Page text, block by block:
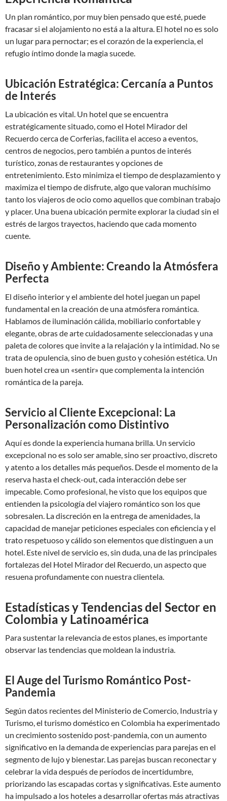
Un plan romántico, por muy bien pensado que esté, puede
fracasar si el alojamiento no está a la altura. El hotel no es solo
un lugar para pernoctar; es el corazón de la experiencia, el
refugio íntimo donde la magia sucede.
Ubicación Estratégica: Cercanía a Puntos
de Interés
La ubicación es vital. Un hotel que se encuentra
estratégicamente situado, como el Hotel Mirador del
Recuerdo cerca de Corferias, facilita el acceso a eventos,
centros de negocios, pero también a puntos de interés
turístico, zonas de restaurantes y opciones de
entretenimiento. Esto minimiza el tiempo de desplazamiento y
maximiza el tiempo de disfrute, algo que valoran muchísimo
tanto los viajeros de ocio como aquellos que combinan trabajo
y placer. Una buena ubicación permite explorar la ciudad sin el
estrés de largos trayectos, haciendo que cada momento
cuente.
Diseño y Ambiente: Creando la Atmósfera
Perfecta
El diseño interior y el ambiente del hotel juegan un papel
fundamental en la creación de una atmósfera romántica.
Hablamos de iluminación cálida, mobiliario confortable y
elegante, obras de arte cuidadosamente seleccionadas y una
paleta de colores que invite a la relajación y la intimidad. No se
trata de opulencia, sino de buen gusto y cohesión estética. Un
buen hotel crea un «sentir» que complementa la intención
romántica de la pareja.
Servicio al Cliente Excepcional: La
Personalización como Distintivo
Aquí es donde la experiencia humana brilla. Un servicio
excepcional no es solo ser amable, sino ser proactivo, discreto
y atento a los detalles más pequeños. Desde el momento de la
reserva hasta el check-out, cada interacción debe ser
impecable. Como profesional, he visto que los equipos que
entienden la psicología del viajero romántico son los que
sobresalen. La discreción en la entrega de amenidades, la
capacidad de manejar peticiones especiales con eficiencia y el
trato respetuoso y cálido son elementos que distinguen a un
hotel. Este nivel de servicio es, sin duda, una de las principales
fortalezas del Hotel Mirador del Recuerdo, un aspecto que
resuena profundamente con nuestra clientela.
Estadísticas y Tendencias del Sector en
Colombia y Latinoamérica
Para sustentar la relevancia de estos planes, es importante
observar las tendencias que moldean la industria.
El Auge del Turismo Romántico Post-
Pandemia
Según datos recientes del Ministerio de Comercio, Industria y
Turismo, el turismo doméstico en Colombia ha experimentado
un crecimiento sostenido post-pandemia, con un aumento
significativo en la demanda de experiencias para parejas en el
segmento de lujo y bienestar. Las parejas buscan reconectar y
celebrar la vida después de períodos de incertidumbre,
priorizando las escapadas cortas y significativas. Este aumento
ha impulsado a los hoteles a desarrollar ofertas más atractivas